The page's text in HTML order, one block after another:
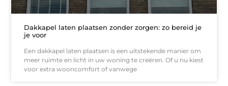
Dakkapel laten plaatsen zonder zorgen: zo bereid je
je voor
Een dakkapel laten plaatsen is een uitstekende manier om
meer ruimte en licht in uw woning te creëren. Of u nu kiest
voor extra wooncomfort of vanwege